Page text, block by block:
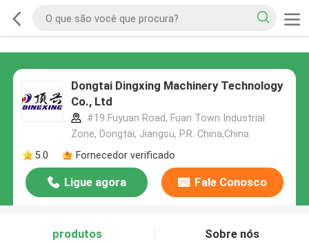
Dongtai Dingxing Machinery Technology
Co., Ltd
#19 Fuyuan Road, Fuan Town Industrial
Zone, Dongtai, Jiangsu, P.R. China,China
5.0
Fornecedor verificado
Ligue agora Fale Conosco
produtos Sobre nós